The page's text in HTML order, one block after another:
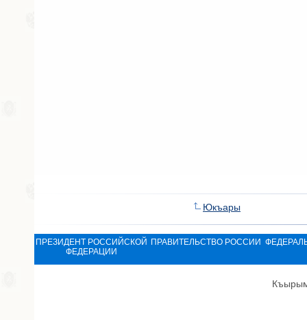
Юкъары
ПРЕЗИДЕНТ РОССИЙСКОЙ
ФЕДЕРАЦИИ
ПРАВИТЕЛЬСТВО РОССИИ